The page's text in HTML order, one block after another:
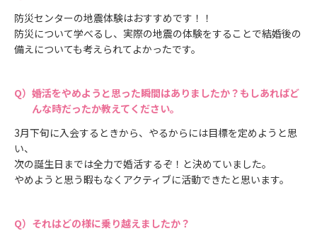
防災センターの地震体験はおすすめです！！
防災について学べるし、実際の地震の体験をすることで結婚後の
備えについても考えられてよかったです。
婚活をやめようと思った瞬間はありましたか？もしあればど
んな時だったか教えてください。
3月下旬に入会するときから、やるからには目標を定めようと思
い、
次の誕生日までは全力で婚活するぞ！と決めていました。
やめようと思う暇もなくアクティブに活動できたと思います。
それはどの様に乗り越えましたか？